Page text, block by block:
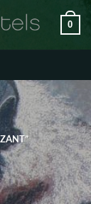
0